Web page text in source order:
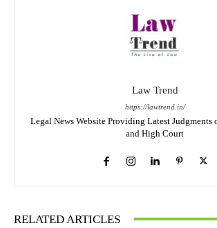
Law Trend
https://lawtrend.in/
Legal News Website Providing Latest Judgments
and High Court
RELATED ARTICLES